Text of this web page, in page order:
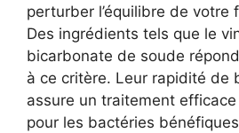
perturber l’équilibre de votre
Des ingrédients tels que le
bicarbonate de soude
à ce critère. Leur rapidité de
assure un traitement
pour les bactéries